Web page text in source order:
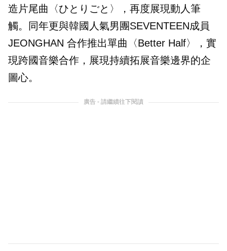
造片尾曲〈ひとりごと〉，再度展現動人筆
觸。同年更與韓國人氣男團SEVENTEEN成員
JEONGHAN 合作推出單曲〈Better Half〉，實
現跨國音樂合作，展現持續拓展音樂邊界的企
圖心。
廣告 - 請繼續往下閱讀